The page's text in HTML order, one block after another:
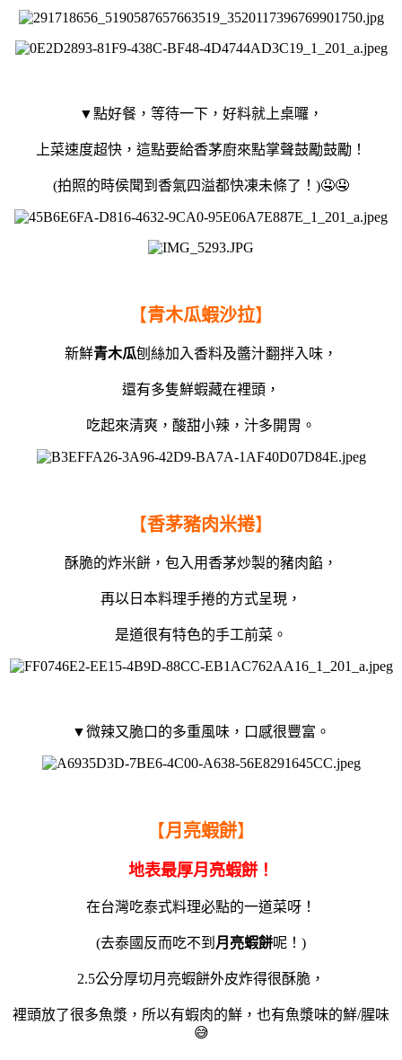
▼點好餐，等待一下，好料就上桌囉，
上菜速度超快，這點要給香茅廚來點掌聲鼓勵鼓勵！
(拍照的時侯聞到香氣四溢都快凍未條了！)🤤🤤
【青木瓜蝦沙拉】
新鮮青木瓜刨絲加入香料及醬汁翻拌入味，
還有多隻鮮蝦藏在裡頭，
吃起來清爽，酸甜小辣，汁多開胃。
【香茅豬肉米捲】
酥脆的炸米餅，包入用香茅炒製的豬肉餡，
再以日本料理手捲的方式呈現，
是道很有特色的手工前菜。
▼微辣又脆口的多重風味，口感很豐富。
【月亮蝦餅】
地表最厚月亮蝦餅！
在台灣吃泰式料理必點的一道菜呀！
(去泰國反而吃不到 月亮蝦餅呢！)
2.5公分厚切月亮蝦餅外皮炸得很酥脆，
裡頭放了很多魚漿，所以有蝦肉的鮮，也有魚漿味的鮮/腥味
😅